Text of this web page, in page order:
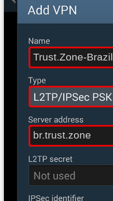
Trust.Zone-Brazil
br.trust.zone